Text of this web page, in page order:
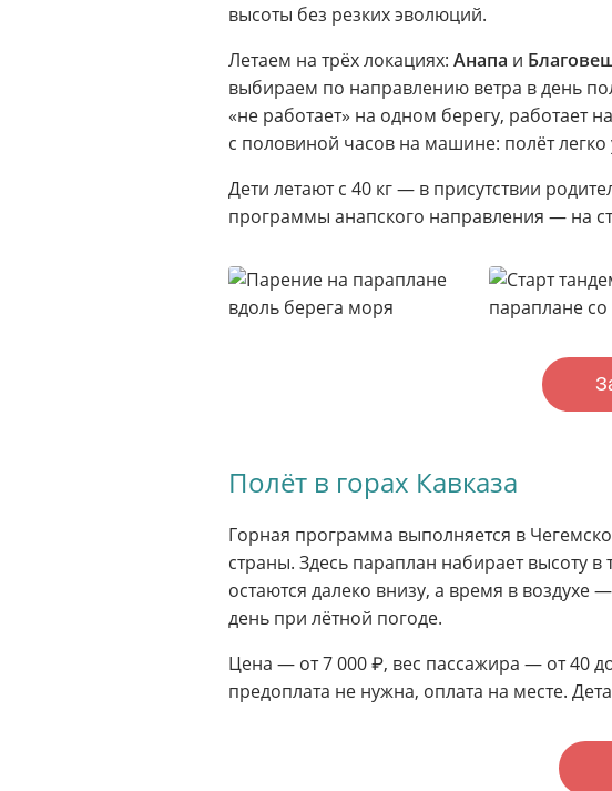
высоты без резких эволюций.
Летаем на трёх локациях: Анапа и
выбираем по направлению ветра в день
«не работает» на одном берегу, работает
с половиной часов на машине: полёт легко
Дети летают с 40 кг — в присутствии
программы анапского направления — на
Полёт в горах Кавказа
Горная программа выполняется в
страны. Здесь параплан набирает высоту
остаются далеко внизу, а время в
день при лётной погоде.
Цена — от 7 000 ₽, вес пассажира — от 40
предоплата не нужна, оплата на месте.